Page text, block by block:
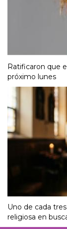
Ratificaron que
próximo lunes
Uno de cada
religiosa en